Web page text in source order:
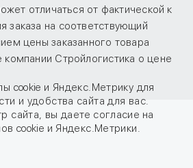
отличаться от фактической к
заказа на соответствующий
цены заказанного товара
Стройлогистика о цене
cookie и Яндекс.Метрику для
и удобства сайта для вас.
сайта, вы даете согласие на
cookie и Яндекс.Метрики.